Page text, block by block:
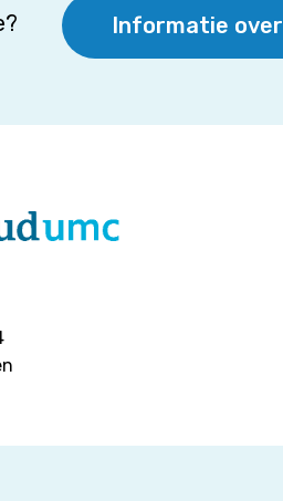
Informatie